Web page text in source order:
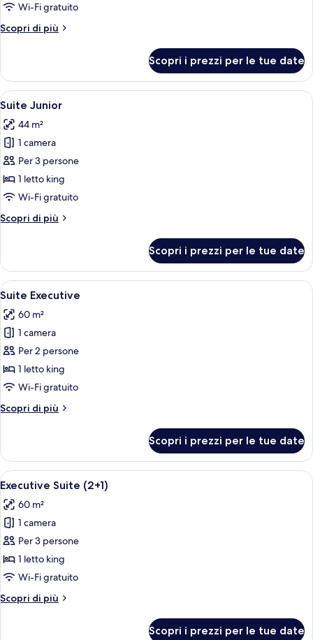
JuniorWi-Fi gratuito
Scopri di più
Altri
Junior
(Enkaji)
Scopri i prezzi per le tue date
Apri
tutte
le
foto
per
Suite
Junior
Una camera d'albergo con un letto
5
Suite Junior
44 m²
1 camera
Per 3 persone
1 letto king
Wi-Fi gratuito
Scopri di più
Altri
Junior
Scopri i prezzi per le tue date
Apri
tutte
le
foto
per
Suite
Executive
Una camera d'hotel con un letto
5
Suite Executive
60 m²
1 camera
Per 2 persone
1 letto king
Wi-Fi gratuito
Scopri di più
Altri
Executive
Scopri i prezzi per le tue date
Apri
tutte
le
foto
per
Executive
Suite
Una camera d'hotel con un letto
4
Executive Suite (2+1)
60 m²
1 camera
Per 3 persone
1 letto king
Wi-Fi gratuito
Scopri di più
Altri
Scopri i prezzi per le tue date